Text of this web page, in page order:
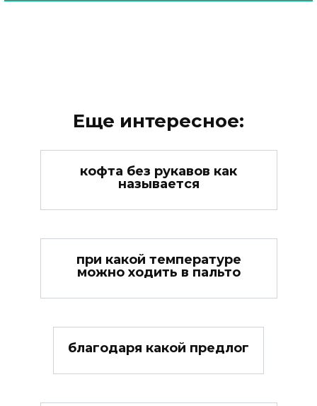
Еще интересное:
кофта без рукавов как
называется
при какой температуре
можно ходить в пальто
благодаря какой предлог